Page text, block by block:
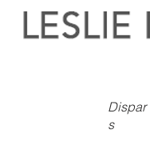
Dispar
s